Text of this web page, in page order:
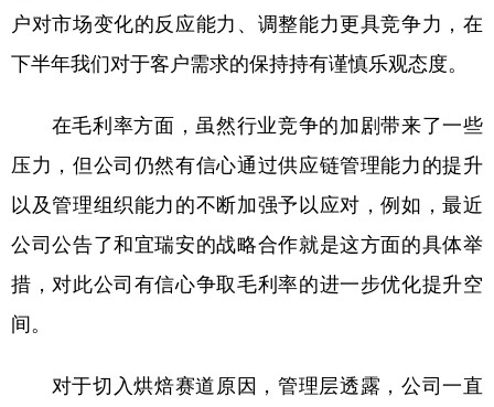
户对市场变化的反应能力、调整能力更具竞争力，在
下半年我们对于客户需求的保持持有谨慎乐观态度。
在毛利率方面，虽然行业竞争的加剧带来了一些
压力，但公司仍然有信心通过供应链管理能力的提升
以及管理组织能力的不断加强予以应对，例如，最近
公司公告了和宜瑞安的战略合作就是这方面的具体举
措，对此公司有信心争取毛利率的进一步优化提升空
间。
对于切入烘焙赛道原因，管理层透露，公司一直